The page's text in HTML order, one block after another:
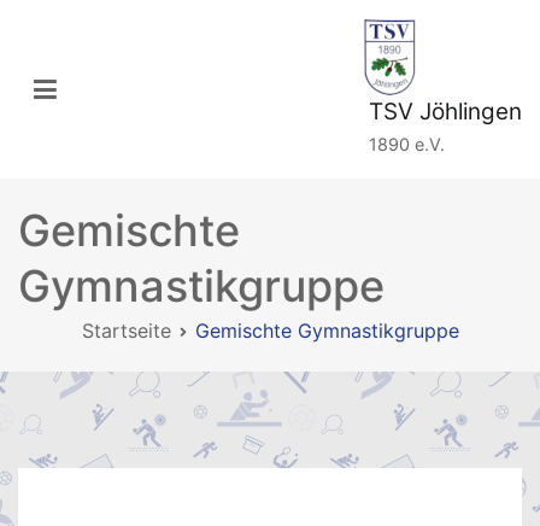
springen
TSV Jöhlingen
1890 e.V.
Gemischte
Gymnastikgruppe
Startseite Gemischte Gymnastikgruppe